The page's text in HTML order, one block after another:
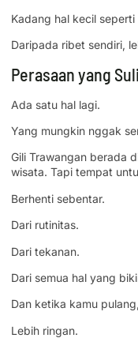
Kadang hal kecil
Daripada ribet sendiri,
Perasaan yang
Ada satu hal lagi.
Yang mungkin nggak
Gili Trawangan berada
wisata. Tapi tempat
Berhenti sebentar.
Dari rutinitas.
Dari tekanan.
Dari semua hal yang
Dan ketika kamu
Lebih ringan.